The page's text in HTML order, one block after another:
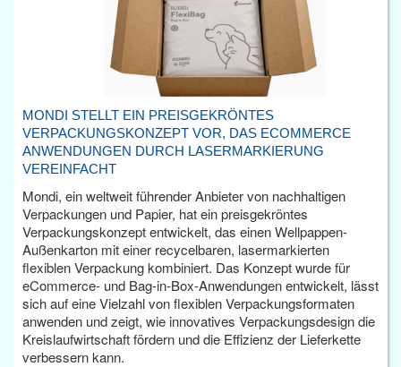
MONDI STELLT EIN PREISGEKRÖNTES
VERPACKUNGSKONZEPT VOR, DAS ECOMMERCE
ANWENDUNGEN DURCH LASERMARKIERUNG
VEREINFACHT
Mondi, ein weltweit führender Anbieter von nachhaltigen
Verpackungen und Papier, hat ein preisgekröntes
Verpackungskonzept entwickelt, das einen Wellpappen-
Außenkarton mit einer recycelbaren, lasermarkierten
flexiblen Verpackung kombiniert. Das Konzept wurde für
eCommerce- und Bag-in-Box-Anwendungen entwickelt, lässt
sich auf eine Vielzahl von flexiblen Verpackungsformaten
anwenden und zeigt, wie innovatives Verpackungsdesign die
Kreislaufwirtschaft fördern und die Effizienz der Lieferkette
verbessern kann.